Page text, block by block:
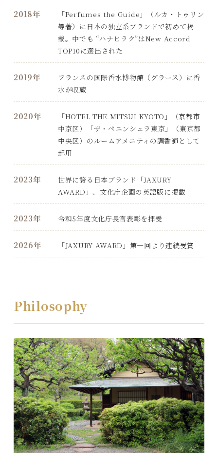
2018年
「Perfumes the Guide」（ルカ・トゥリン
等著）に日本の独立系ブランドで初めて掲
載。中でも “ハナヒラク”はNew Accord
TOP10に選出された
2019年
フランスの国際香水博物館（グラース）に香
水が収蔵
2020年
「HOTEL THE MITSUI KYOTO」（京都市
中京区）「ザ・ペニンシュラ東京」（東京都
中央区）のルームアメニティの調香師として
起用
2023年
世界に誇る日本ブランド「JAXURY
AWARD」、文化庁企画の英語版に掲載
2023年 令和5年度文化庁長官表彰を拝受
2026年 「JAXURY AWARD」第一回より連続受賞
Philosophy